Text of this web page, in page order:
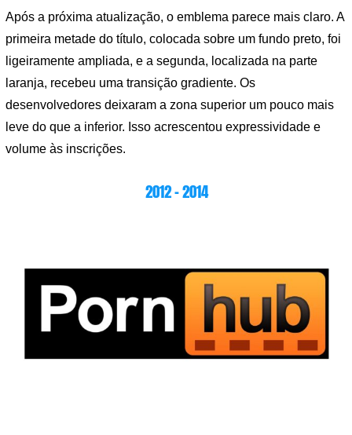
Após a próxima atualização, o emblema parece mais claro. A
primeira metade do título, colocada sobre um fundo preto, foi
ligeiramente ampliada, e a segunda, localizada na parte
laranja, recebeu uma transição gradiente. Os
desenvolvedores deixaram a zona superior um pouco mais
leve do que a inferior. Isso acrescentou expressividade e
volume às inscrições.
2012 – 2014